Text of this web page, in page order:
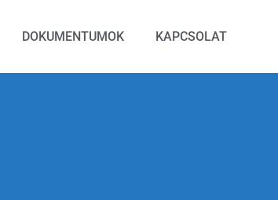
DOKUMENTUMOK KAPCSOLAT